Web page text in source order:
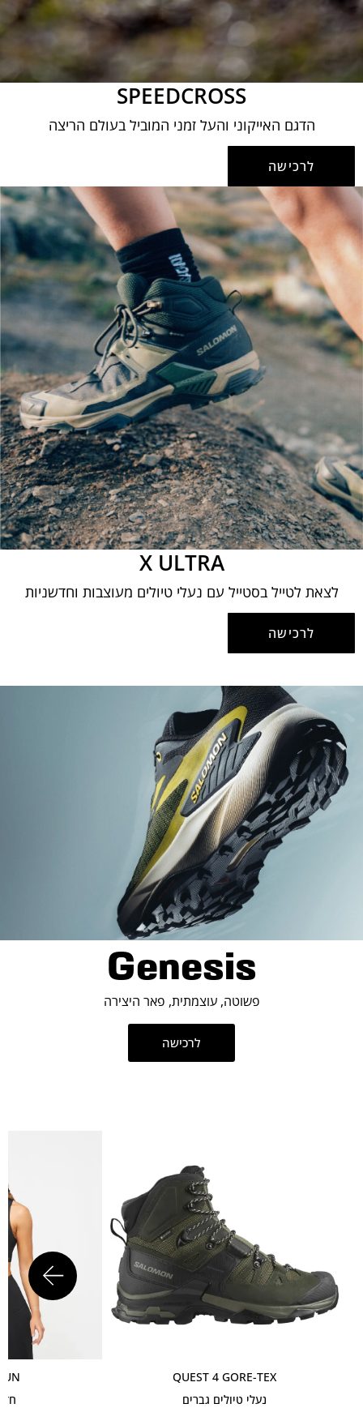
SPEEDCROSS
הדגם האייקוני והעל זמני המוביל בעולם הריצה
לרכישה
X ULTRA
לרכישה
לצאת לטייל בסטייל עם נעלי טיולים מעוצבות וחדשניות
Genesis
פשוטה, עוצמתית, פאר היצירה
לרכישה
QUEST 4 GORE-TEX
נעלי טיולים גברים